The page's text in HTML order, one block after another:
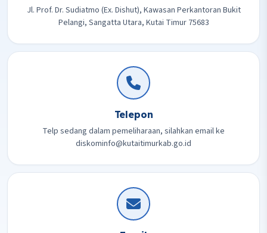
Jl. Prof. Dr. Sudiatmo (Ex. Dishut), Kawasan Perkantoran Bukit
Pelangi, Sangatta Utara, Kutai Timur 75683
Telepon
Telp sedang dalam pemeliharaan, silahkan email ke
diskominfo@kutaitimurkab.go.id